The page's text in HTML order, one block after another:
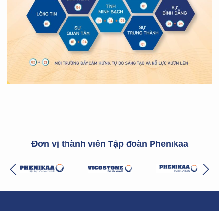
Đơn vị thành viên Tập đoàn Phenikaa